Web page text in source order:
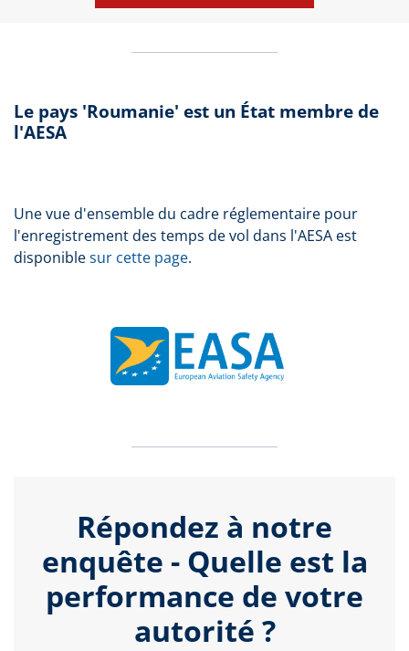
Le pays 'Roumanie' est un État membre de
l'AESA
Une vue d'ensemble du cadre réglementaire pour
l'enregistrement des temps de vol dans l'AESA est
disponiblesur cette page.
Répondez à notre
enquête - Quelle est la
performance de votre
autorité ?